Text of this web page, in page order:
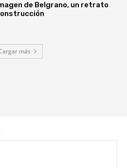
de Belgrano, un retrato
más